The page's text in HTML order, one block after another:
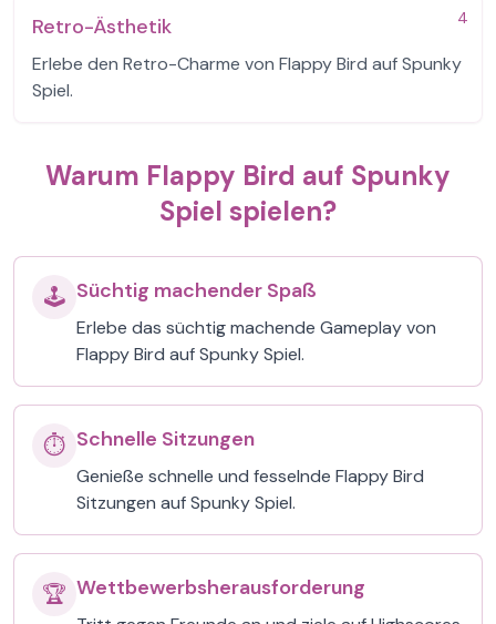
4
Retro-Ästhetik
Erlebe den Retro-Charme von Flappy Bird auf Spunky
Spiel.
Warum Flappy Bird auf Spunky
Spiel spielen?
🕹️ Süchtig machender Spaß
Erlebe das süchtig machende Gameplay von
Flappy Bird auf Spunky Spiel.
⏱️ Schnelle Sitzungen
Genieße schnelle und fesselnde Flappy Bird
Sitzungen auf Spunky Spiel.
🏆 Wettbewerbsherausforderung